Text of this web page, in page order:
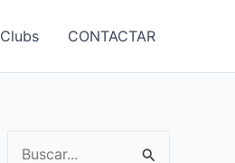
Clubs CONTACTAR